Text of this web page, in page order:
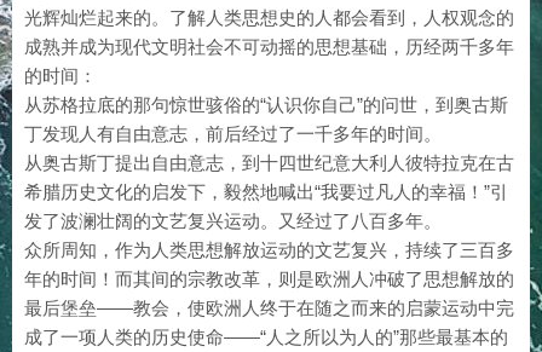
光辉灿烂起来的。了解人类思想史的人都会看到，人权观念的
成熟并成为现代文明社会不可动摇的思想基础，历经两千多年
的时间：
从苏格拉底的那句惊世骇俗的“认识你自己”的问世，到奥古斯
丁发现人有自由意志，前后经过了一千多年的时间。
从奥古斯丁提出自由意志，到十四世纪意大利人彼特拉克在古
希腊历史文化的启发下，毅然地喊出“我要过凡人的幸福！”引
发了波澜壮阔的文艺复兴运动。又经过了八百多年。
众所周知，作为人类思想解放运动的文艺复兴，持续了三百多
年的时间！而其间的宗教改革，则是欧洲人冲破了思想解放的
最后堡垒——教会，使欧洲人终于在随之而来的启蒙运动中完
成了一项人类的历史使命——“人之所以为人的”那些最基本的